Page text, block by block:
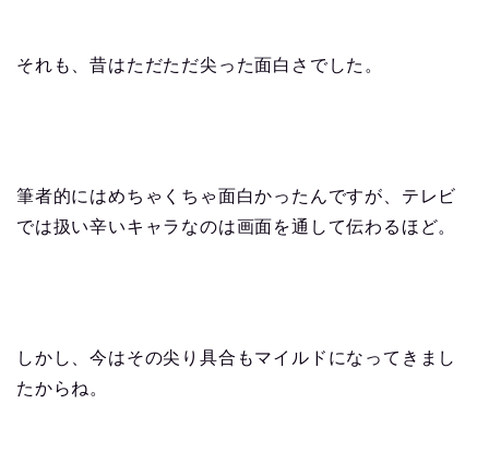
それも、昔はただただ尖った面白さでした。
筆者的にはめちゃくちゃ面白かったんですが、テレビ
では扱い辛いキャラなのは画面を通して伝わるほど。
しかし、今はその尖り具合もマイルドになってきまし
たからね。